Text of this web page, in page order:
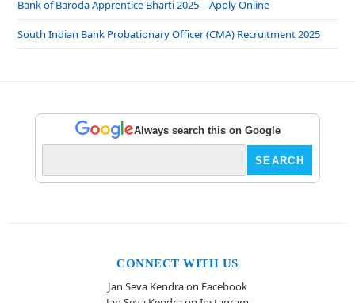
Bank of Baroda Apprentice Bharti 2025 – Apply Online
South Indian Bank Probationary Officer (CMA) Recruitment 2025
Always search this on Google
CONNECT WITH US
Jan Seva Kendra on Facebook